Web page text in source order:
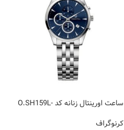
ساعت اورینتال زنانه کد O.SH159L-
کرنوگراف